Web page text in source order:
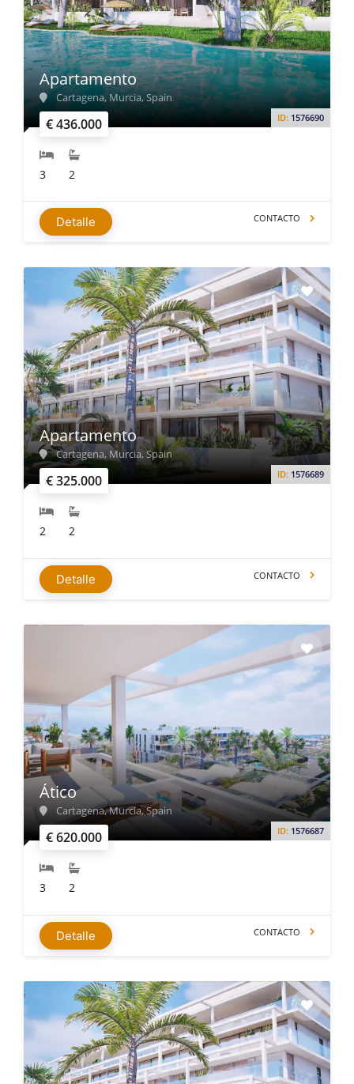
€ 436.000 ID: 1576690
Apartamento
Cartagena, Murcia, Spain
3 2
Detalle CONTACTO
€ 325.000 ID: 1576689
Apartamento
Cartagena, Murcia, Spain
2 2
Detalle CONTACTO
€ 620.000 ID: 1576687
Ático
Cartagena, Murcia, Spain
3 2
Detalle CONTACTO